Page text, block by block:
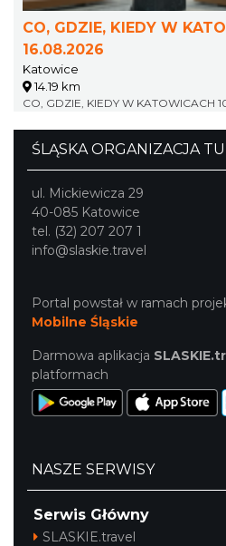
CO, GDZIE, KIEDY W
16.08.2026
Katowice
14.19 km
CO, GDZIE, KIEDY W KATOWICACH
ŚLĄSKA ORGANIZACJA
ul. Mickiewicza 29
40-085 Katowice
tel. (32) 207 207 1
info@slaskie.travel
Portal powstał w ramach
Mobilne Śląskie
Darmowa aplikacja
platformach
NASZE SERWISY
Serwis Główny
SLASKIE.travel